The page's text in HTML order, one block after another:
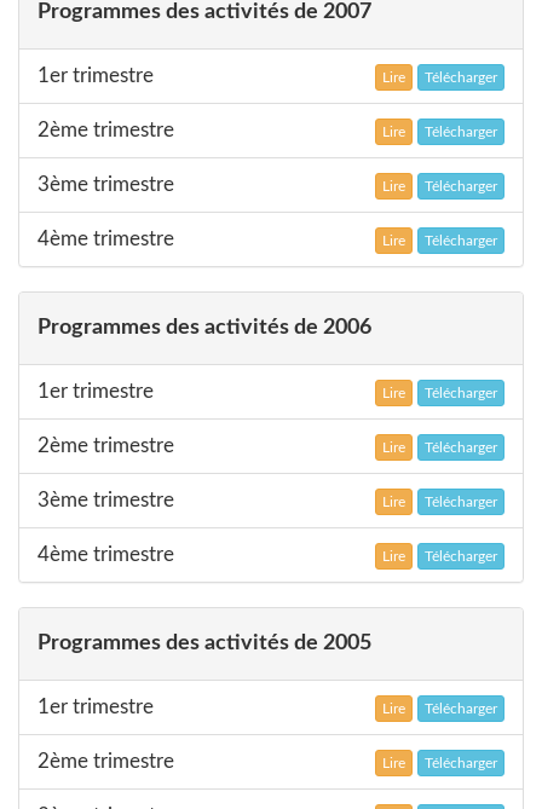
Programmes des activités de 2007
1er trimestre Lire Télécharger
2ème trimestre Lire Télécharger
3ème trimestre Lire Télécharger
4ème trimestre Lire Télécharger
Programmes des activités de 2006
1er trimestre Lire Télécharger
2ème trimestre Lire Télécharger
3ème trimestre Lire Télécharger
4ème trimestre Lire Télécharger
Programmes des activités de 2005
1er trimestre Lire Télécharger
2ème trimestre Lire Télécharger